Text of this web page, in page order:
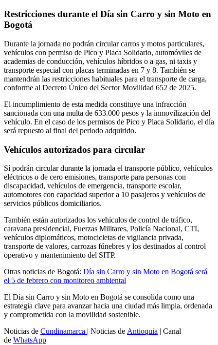
Restricciones durante el Día sin Carro y sin Moto en
Bogotá
Durante la jornada no podrán circular carros y motos particulares,
vehículos con permiso de Pico y Placa Solidario, automóviles de
academias de conducción, vehículos híbridos o a gas, ni taxis y
transporte especial con placas terminadas en 7 y 8. También se
mantendrán las restricciones habituales para el transporte de carga,
conforme al Decreto Único del Sector Movilidad 652 de 2025.
El incumplimiento de esta medida constituye una infracción
sancionada con una multa de 633.000 pesos y la inmovilización del
vehículo. En el caso de los permisos de Pico y Placa Solidario, el día
será repuesto al final del periodo adquirido.
Vehículos autorizados para circular
Sí podrán circular durante la jornada el transporte público, vehículos
eléctricos o de cero emisiones, transporte para personas con
discapacidad, vehículos de emergencia, transporte escolar,
automotores con capacidad superior a 10 pasajeros y vehículos de
servicios públicos domiciliarios.
También están autorizados los vehículos de control de tráfico,
caravana presidencial, Fuerzas Militares, Policía Nacional, CTI,
vehículos diplomáticos, motocicletas de vigilancia privada,
transporte de valores, carrozas fúnebres y los destinados al control
operativo y mantenimiento del SITP.
Otras noticias de Bogotá: Día sin Carro y sin Moto en Bogotá será
el 5 de febrero con monitoreo ambiental
El Día sin Carro y sin Moto en Bogotá se consolida como una
estrategia clave para avanzar hacia una ciudad más limpia, ordenada
y comprometida con la movilidad sostenible.
Noticias de Cundinamarca | Noticias de Antioquia | Canal
de WhatsApp